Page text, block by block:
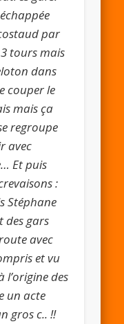
par
tours mais
dans
couper le
mais ça
regroupe
avec
Et puis
:
Stéphane
des gars
avec
et vu
l’origine des
un acte
gros c.. !!